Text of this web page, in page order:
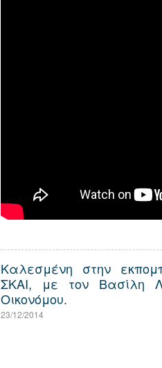
Καλεσμένη στην
ΣΚΑΙ, με τον Βασίλη
Οικονόμου.
23/12/2014